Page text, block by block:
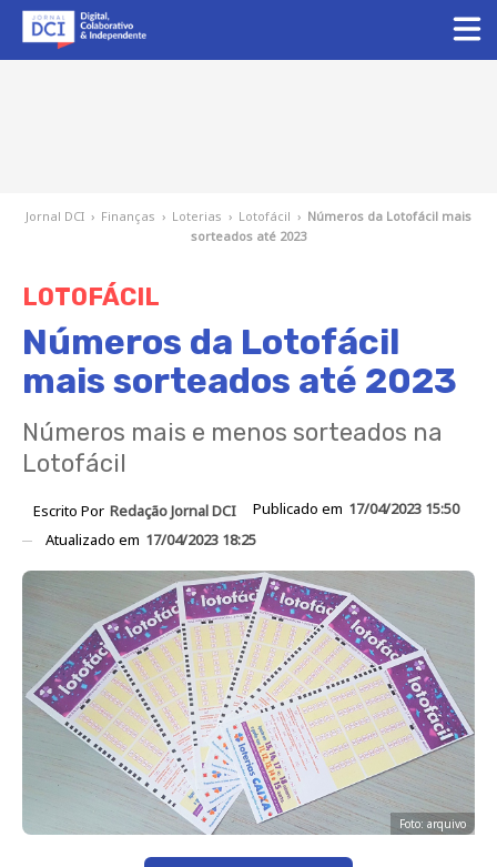
Jornal DCI › Finanças › Loterias › Lotofácil › Números da Lotofácil mais
sorteados até 2023
LOTOFÁCIL
Números da Lotofácil
mais sorteados até 2023
Números mais e menos sorteados na
Lotofácil
Escrito Por Redação Jornal DCI Publicado em 17/04/2023 15:50
Atualizado em 17/04/2023 18:25
Foto: arquivo